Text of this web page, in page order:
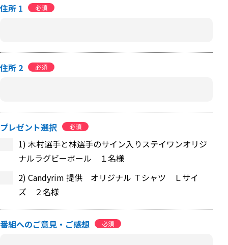
住所 1 必須
住所 2 必須
プレゼント選択 必須
1) 木村選手と林選手のサイン入りステイワンオリジ
ナルラグビーボール １名様
2) Candyrim 提供 オリジナル Ｔシャツ Ｌサイ
ズ ２名様
番組へのご意見・ご感想 必須